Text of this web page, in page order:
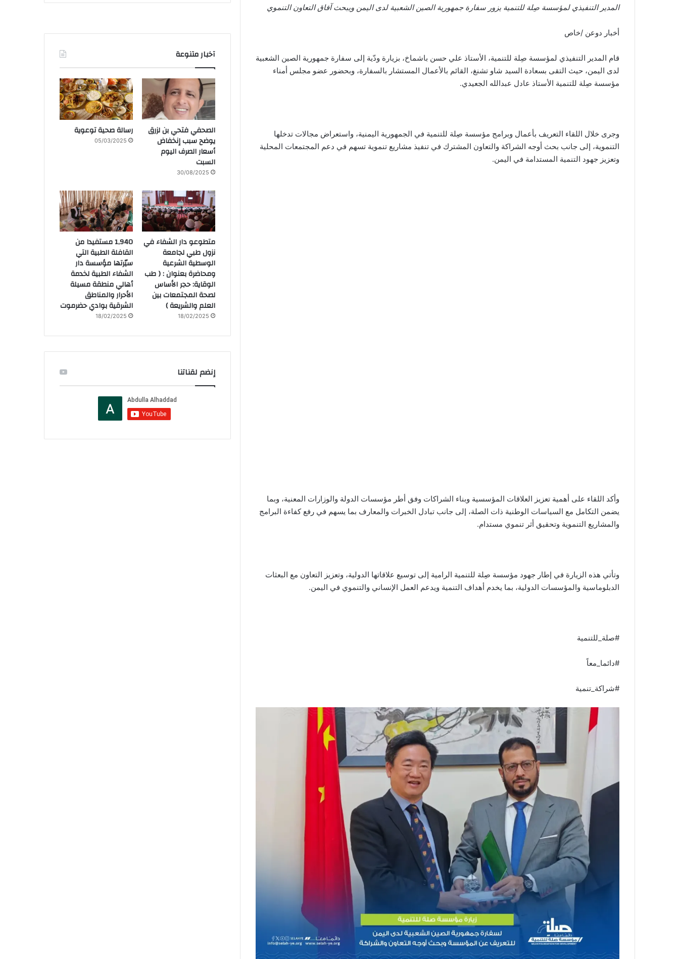
المدير التنفيذي لمؤسسة صِلة للتنمية يزور سفارة جمهورية الصين الشعبية لدى اليمن ويبحث آفاق التعاون التنموي
أخبار دوعن /خاص
قام المدير التنفيذي لمؤسسة صِلة للتنمية، الأستاذ علي حسن باشماخ، بزيارة ودّية إلى سفارة جمهورية الصين الشعبية
لدى اليمن، حيث التقى بسعادة السيد شاو تشنغ، القائم بالأعمال المستشار بالسفارة، وبحضور عضو مجلس أمناء
مؤسسة صِلة للتنمية الأستاذ عادل عبدالله الجعيدي.
وجرى خلال اللقاء التعريف بأعمال وبرامج مؤسسة صِلة للتنمية في الجمهورية اليمنية، واستعراض مجالات تدخلها
التنموية، إلى جانب بحث أوجه الشراكة والتعاون المشترك في تنفيذ مشاريع تنموية تسهم في دعم المجتمعات المحلية
وتعزيز جهود التنمية المستدامة في اليمن.
وأكد اللقاء على أهمية تعزيز العلاقات المؤسسية وبناء الشراكات وفق أطر مؤسسات الدولة والوزارات المعنية، وبما
يضمن التكامل مع السياسات الوطنية ذات الصلة، إلى جانب تبادل الخبرات والمعارف بما يسهم في رفع كفاءة البرامج
والمشاريع التنموية وتحقيق أثر تنموي مستدام.
وتأتي هذه الزيارة في إطار جهود مؤسسة صِلة للتنمية الرامية إلى توسيع علاقاتها الدولية، وتعزيز التعاون مع البعثات
الدبلوماسية والمؤسسات الدولية، بما يخدم أهداف التنمية ويدعم العمل الإنساني والتنموي في اليمن.
#صلة_للتنمية
#دائما_معاً
#شراكة_تنمية
آخبار متنوعة
الصحفي فتحي بن لزرق
يوضح سبب إنخفاض
أسعار الصرف اليوم
السبت
30/08/2025
رسالة صحية توعوية
05/03/2025
متطوعو دار الشفاء في
نزول طبي لجامعة
الوسطية الشرعية
ومحاضرة بعنوان : ( طب
الوقاية: حجر الأساس
لصحة المجتمعات بين
العلم والشريعة )
18/02/2025
1,940 مستفيدا من
القافلة الطبية التي
سيّرتها مؤسسة دار
الشفاء الطبية لخدمة
أهالي منطقة مسيلة
الأحرار والمناطق
الشرقية بوادي حضرموت
18/02/2025
إنضم لقناتنا